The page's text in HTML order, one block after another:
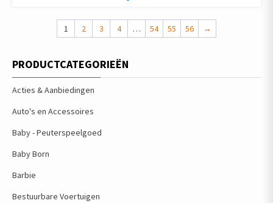
1 2 3 4 … 54 55 56 →
PRODUCTCATEGORIEËN
Acties & Aanbiedingen
Auto's en Accessoires
Baby - Peuterspeelgoed
Baby Born
Barbie
Bestuurbare Voertuigen